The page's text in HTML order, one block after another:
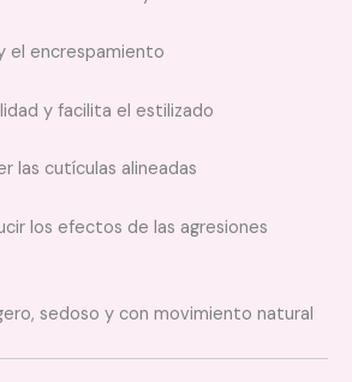
el encrespamiento
y facilita el estilizado
las cutículas alineadas
los efectos de las agresiones
sedoso y con movimiento natural